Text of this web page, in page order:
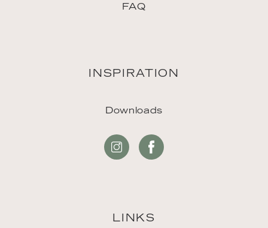
FAQ
INSPIRATION
Downloads
LINKS